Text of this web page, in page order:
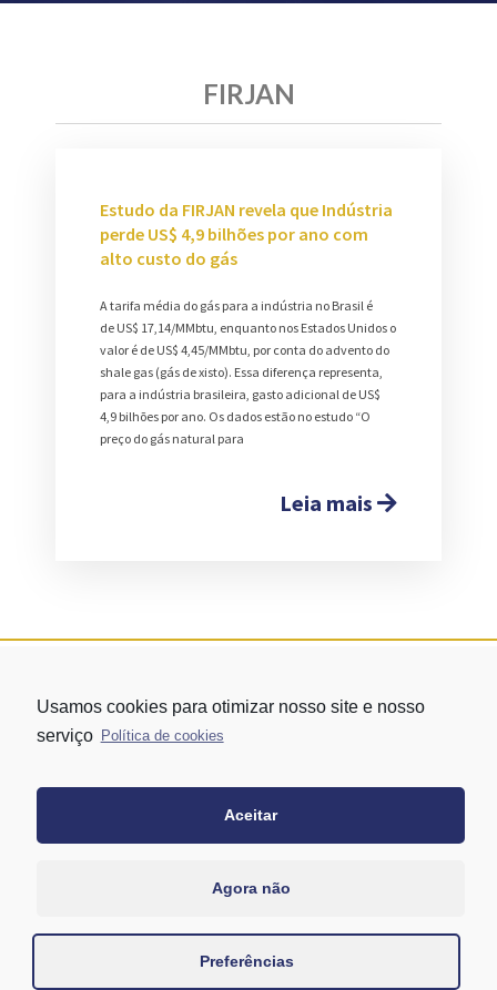
FIRJAN
Estudo da FIRJAN revela que Indústria
perde US$ 4,9 bilhões por ano com
alto custo do gás
A tarifa média do gás para a indústria no Brasil é
de US$ 17,14/MMbtu, enquanto nos Estados Unidos o
valor é de US$ 4,45/MMbtu, por conta do advento do
shale gas (gás de xisto). Essa diferença representa,
para a indústria brasileira, gasto adicional de US$
4,9 bilhões por ano. Os dados estão no estudo “O
preço do gás natural para
Leia mais
andar – conj. 1305 – Vila Mariana - São Paulo/SP
Usamos cookies para otimizar nosso site e nosso
serviço Política de cookies
Aceitar
Agora não
Preferências